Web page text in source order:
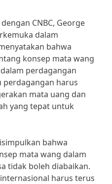
CNBC, George
dalam
bahwa
konsep mata wang
perdagangan
perdagangan harus
mata uang dan
yang tepat untuk
bahwa
mata wang dalam
tidak boleh diabaikan.
harus terus